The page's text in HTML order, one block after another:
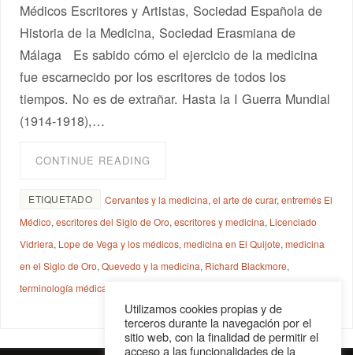
Médicos Escritores y Artistas, Sociedad Española de
Historia de la Medicina, Sociedad Erasmiana de
Málaga Es sabido cómo el ejercicio de la medicina
fue escarnecido por los escritores de todos los
tiempos. No es de extrañar. Hasta la I Guerra Mundial
(1914-1918),…
CONTINUE READING
ETIQUETADO Cervantes y la medicina,el arte de curar,entremés El
Médico,escritores del Siglo de Oro,escritores y medicina, Licenciado
Vidriera, Lope de Vega y los médicos,medicina en El Quijote,medicina
en el Siglo de Oro,Quevedo y la medicina, Richard Blackmore,
terminología médica en El Quijote
Utilizamos cookies propias y de
terceros durante la navegación por el
sitio web, con la finalidad de permitir el
acceso a las funcionalidades de la